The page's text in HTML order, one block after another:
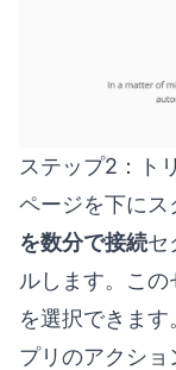
ステップ2：ト
ページを下にス
を数分で接続セ
ルします。こ
を選択できま
プリのアクシ